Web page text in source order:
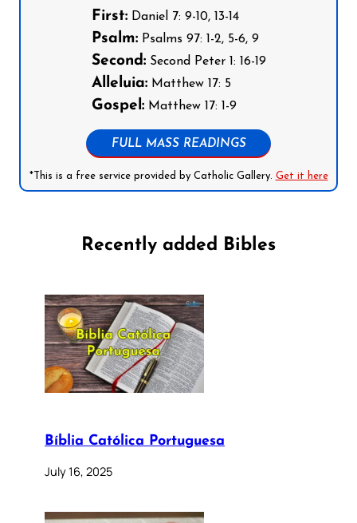
First:Daniel 7: 9-10, 13-14
Psalm:Psalms 97: 1-2, 5-6, 9
Second:Second Peter 1: 16-19
Alleluia:Matthew 17: 5
Gospel:Matthew 17: 1-9
FULL MASS READINGS
*This is a free service provided by Catholic Gallery. Get it here
Recently added Bibles
Bíblia Católica Portuguesa
July 16, 2025